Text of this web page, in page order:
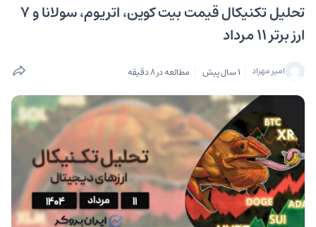
تحلیل تکنیکال قیمت بیت کوین، اتریوم، سولانا و ۷
ارز برتر ۱۱ مرداد
امیر مهراد 1 سال پیش مطالعه در 8 دقیقه